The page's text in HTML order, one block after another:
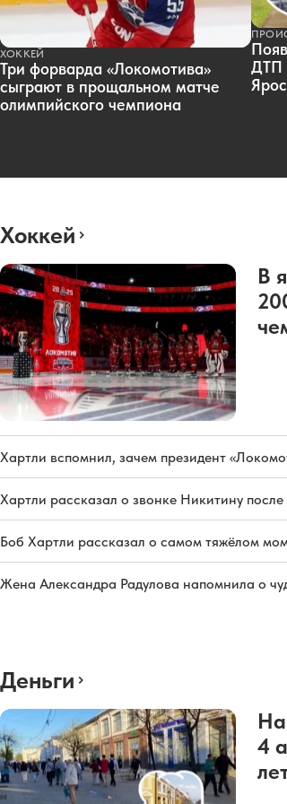
ХОККЕЙ
Три форварда «Локомотива»
сыграют в прощальном матче
олимпийского чемпиона
ДТП
Хоккей
В
Хартли вспомнил, зачем президент
Хартли рассказал о звонке Никитину
Боб Хартли рассказал о самом тяжёлом
Жена Александра Радулова напомнила о
Деньги
4